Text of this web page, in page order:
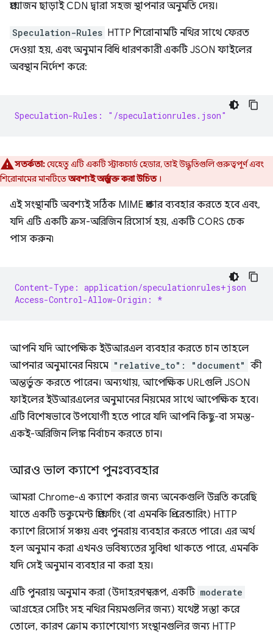
প্রয়োজন ছাড়াই CDN দ্বারা সহজ স্থাপনার অনুমতি দেয়।
Speculation-Rules HTTP শিরোনামটি নথির সাথে ফেরত
দেওয়া হয়, এবং অনুমান বিধি ধারণকারী একটি JSON ফাইলের
অবস্থান নির্দেশ করে:
Speculation-Rules: "/speculationrules.json"
সতর্কতা:যেহেতু এটি একটি স্ট্রাকচার্ড হেডার, তাই উদ্ধৃতিগুলি গুরুত্বপূর্ণ এবং
শিরোনামের মানটিতেঅবশ্যই অন্তর্ভুক্ত করা উচিত।
এই সংস্থানটি অবশ্যই সঠিক MIME প্রকার ব্যবহার করতে হবে এবং,
যদি এটি একটি ক্রস-অরিজিন রিসোর্স হয়, একটি CORS চেক
পাস করুন৷
Content-Type: application/speculationrules+json
Access-Control-Allow-Origin: *
আপনি যদি আপেক্ষিক ইউআরএল ব্যবহার করতে চান তাহলে
আপনার অনুমানের নিয়মে "relative_to": "document" কী
অন্তর্ভুক্ত করতে পারেন। অন্যথায়, আপেক্ষিক URLগুলি JSON
ফাইলের ইউআরএলের অনুমানের নিয়মের সাথে আপেক্ষিক হবে।
এটি বিশেষভাবে উপযোগী হতে পারে যদি আপনি কিছু-বা সমস্ত-
একই-অরিজিন লিঙ্ক নির্বাচন করতে চান।
আরও ভাল ক্যাশে পুনঃব্যবহার
আমরা Chrome-এ ক্যাশে করার জন্য অনেকগুলি উন্নতি করেছি
যাতে একটি ডকুমেন্ট প্রিফেচিং (বা এমনকি প্রি-রেন্ডারিং) HTTP
ক্যাশে রিসোর্স সঞ্চয় এবং পুনরায় ব্যবহার করতে পারে। এর অর্থ
হল অনুমান করা এখনও ভবিষ্যতের সুবিধা থাকতে পারে, এমনকি
যদি সেই অনুমান ব্যবহার না করা হয়।
এটি পুনরায় অনুমান করা (উদাহরণস্বরূপ, একটি moderate
আগ্রহের সেটিং সহ নথির নিয়মগুলির জন্য) যথেষ্ট সস্তা করে
তোলে, কারণ ক্রোম ক্যাশেযোগ্য সংস্থানগুলির জন্য HTTP